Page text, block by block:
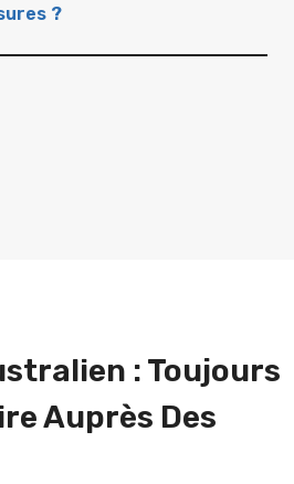
?
: Toujours
Auprès Des